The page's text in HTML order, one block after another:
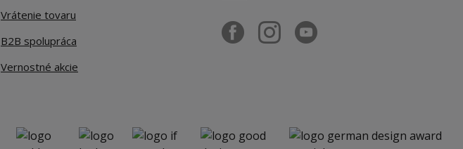
Vrátenie tovaru
B2B spolupráca
Vernostné akcie